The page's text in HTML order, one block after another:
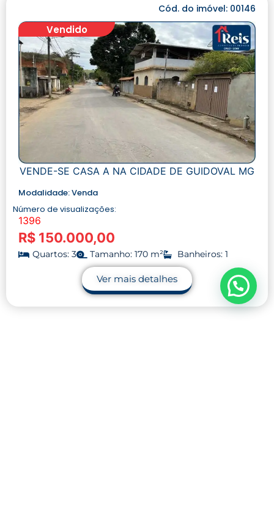
Cód. do imóvel: 00146
Vendido
VENDE-SE CASA A NA CIDADE DE GUIDOVAL MG
Modalidade:Venda
Número de visualizações:
1396
R$ 150.000,00
Quartos: 3 Tamanho: 170 m² Banheiros: 1
Ver mais detalhes